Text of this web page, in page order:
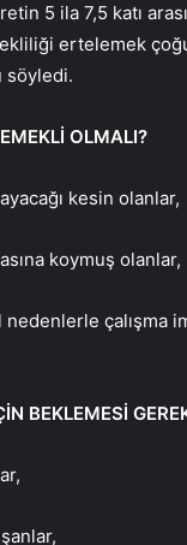
5 ila 7,5 katı
ertelemek
söyledi.
OLMALI?
kesin olan­lar,
koymuş olanlar,
çalışma
BEKLEMESİ